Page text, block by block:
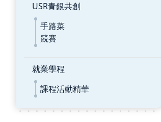
USR青銀共創
手路菜
競賽
就業學程
課程活動精華